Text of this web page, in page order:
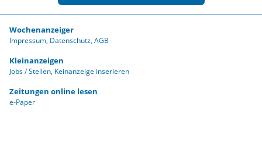
Wochenanzeiger
Impressum Datenschutz AGB
Kleinanzeigen
Jobs / Stellen Keinanzeige inserieren
Zeitungen online lesen
e-Paper